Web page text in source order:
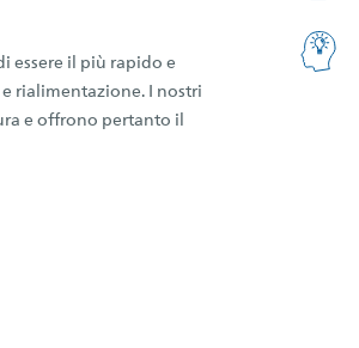
essere il più rapido e
rialimentazione. I nostri
e offrono pertanto il